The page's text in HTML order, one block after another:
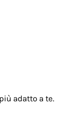
adatto a te.